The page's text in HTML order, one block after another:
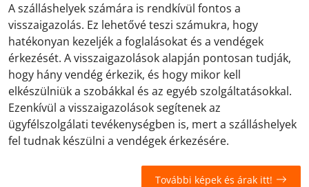
A szálláshelyek számára is rendkívül fontos a
visszaigazolás. Ez lehetővé teszi számukra, hogy
hatékonyan kezeljék a foglalásokat és a vendégek
érkezését. A visszaigazolások alapján pontosan tudják,
hogy hány vendég érkezik, és hogy mikor kell
elkészülniük a szobákkal és az egyéb szolgáltatásokkal.
Ezenkívül a visszaigazolások segítenek az
ügyfélszolgálati tevékenységben is, mert a szálláshelyek
fel tudnak készülni a vendégek érkezésére.
További képek és árak itt!